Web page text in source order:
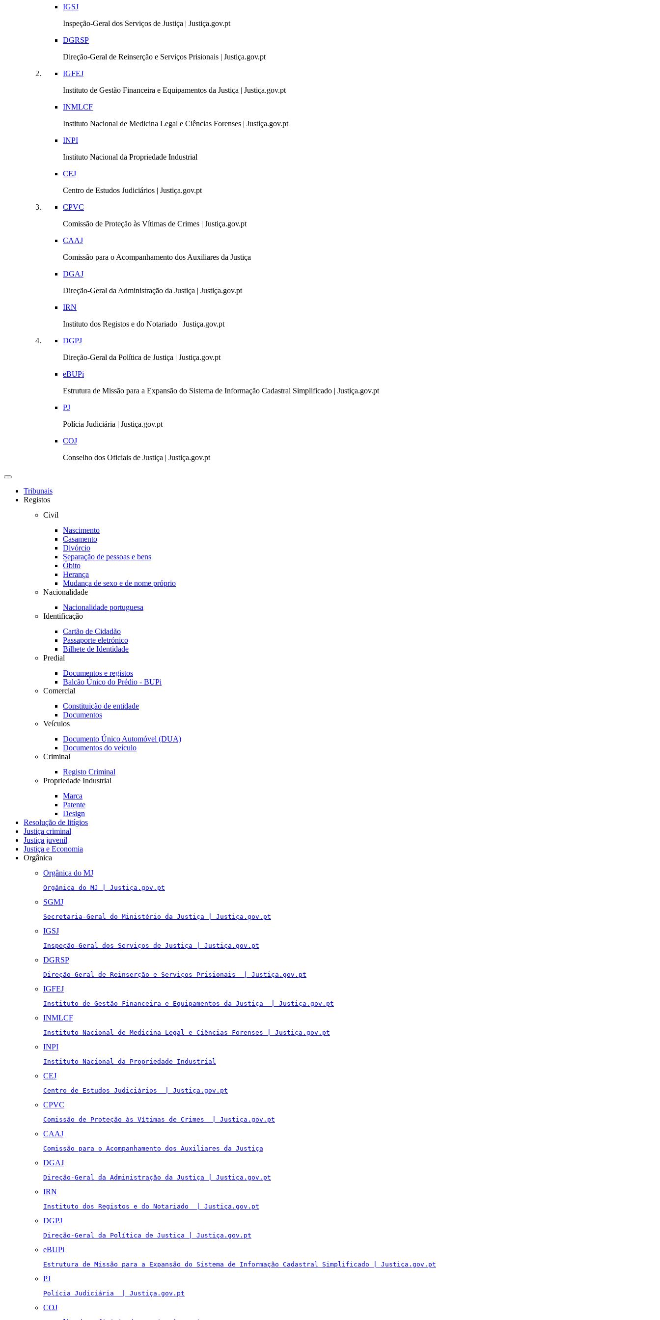
IGSJ
Inspeção-Geral dos Serviços de Justiça | Justiça.gov.pt
DGRSP
Direção-Geral de Reinserção e Serviços Prisionais | Justiça.gov.pt
IGFEJ
Instituto de Gestão Financeira e Equipamentos da Justiça | Justiça.gov.pt
INMLCF
Instituto Nacional de Medicina Legal e Ciências Forenses | Justiça.gov.pt
INPI
Instituto Nacional da Propriedade Industrial
CEJ
Centro de Estudos Judiciários | Justiça.gov.pt
CPVC
Comissão de Proteção às Vítimas de Crimes | Justiça.gov.pt
CAAJ
Comissão para o Acompanhamento dos Auxiliares da Justiça
DGAJ
Direção-Geral da Administração da Justiça | Justiça.gov.pt
IRN
Instituto dos Registos e do Notariado | Justiça.gov.pt
DGPJ
Direção-Geral da Política de Justiça | Justiça.gov.pt
eBUPi
Estrutura de Missão para a Expansão do Sistema de Informação Cadastral Simplificado | Justiça.gov.pt
PJ
Polícia Judiciária | Justiça.gov.pt
COJ
Conselho dos Oficiais de Justiça | Justiça.gov.pt
Toggle
navigationTribunais
Registos
Civil
Nascimento
Casamento
Divórcio
Separação de pessoas e bens
Óbito
Herança
Mudança de sexo e de nome próprio
Nacionalidade
Nacionalidade portuguesa
Identificação
Cartão de Cidadão
Passaporte eletrónico
Bilhete de Identidade
Predial
Documentos e registos
Balcão Único do Prédio - BUPi
Comercial
Constituição de entidade
Documentos
Veículos
Documento Único Automóvel (DUA)
Documentos do veículo
Criminal
Registo Criminal
Propriedade Industrial
Marca
Patente
Design
Resolução de litígios
Justiça criminal
Justiça juvenil
Justiça e Economia
Orgânica
Orgânica do MJ
Orgânica do MJ | Justiça.gov.pt
SGMJ
Secretaria-Geral do Ministério da Justiça | Justiça.gov.pt
IGSJ
Inspeção-Geral dos Serviços de Justiça | Justiça.gov.pt
DGRSP
Direção-Geral de Reinserção e Serviços Prisionais  | Justiça.gov.pt
IGFEJ
Instituto de Gestão Financeira e Equipamentos da Justiça  | Justiça.gov.pt
INMLCF
Instituto Nacional de Medicina Legal e Ciências Forenses | Justiça.gov.pt
INPI
Instituto Nacional da Propriedade Industrial
CEJ
Centro de Estudos Judiciários  | Justiça.gov.pt
CPVC
Comissão de Proteção às Vítimas de Crimes  | Justiça.gov.pt
CAAJ
Comissão para o Acompanhamento dos Auxiliares da Justiça
DGAJ
Direção-Geral da Administração da Justiça | Justiça.gov.pt
IRN
Instituto dos Registos e do Notariado  | Justiça.gov.pt
DGPJ
Direção-Geral da Política de Justiça | Justiça.gov.pt
eBUPi
Estrutura de Missão para a Expansão do Sistema de Informação Cadastral Simplificado | Justiça.gov.pt
PJ
Polícia Judiciária  | Justiça.gov.pt
COJ